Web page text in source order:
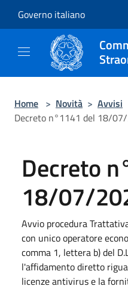
Governo italiano
Home > Novità > Avvisi
Decreto n°1141 del 18/
Decreto
18/07/
Avvio procedura
con unico operatore
comma 1, lettera b) del
l'affidamento diretto
licenze antivirus e la